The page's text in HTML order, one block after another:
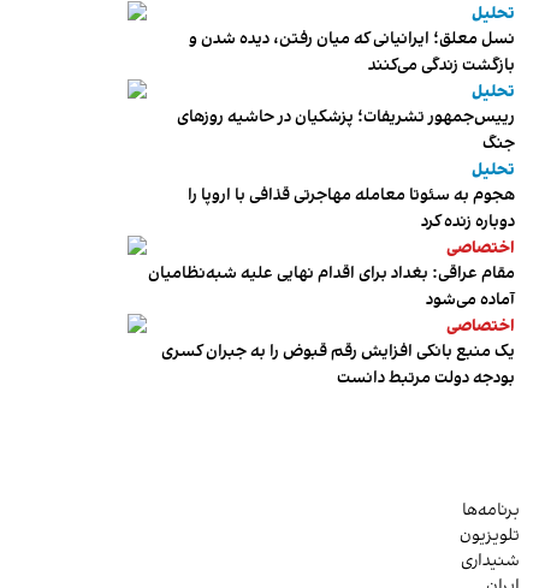
تحلیل
نسل معلق؛ ایرانیانی که میان رفتن، دیده شدن و
بازگشت زندگی می‌کنند
تحلیل
رییس‌جمهور تشریفات؛ پزشکیان در حاشیه روزهای
جنگ
تحلیل
هجوم به سئوتا معامله مهاجرتی قذافی با اروپا را
دوباره زنده کرد
اختصاصی
مقام عراقی: بغداد برای اقدام نهایی علیه شبه‌نظامیان
آماده می‌شود
اختصاصی
یک منبع بانکی افزایش رقم قبوض را به جبران کسری
بودجه دولت مرتبط دانست
برنامه‌ها
تلویزیون
شنیداری